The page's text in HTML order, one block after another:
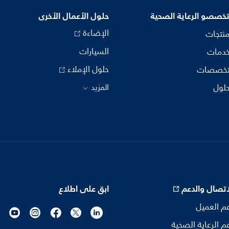
الرعاية الصحية حلول الأعمال الأخرى
الإضاءة
السيارات
حلول الإملاء
المزيد
والدعم
العميل
الرعاية الصحية
ابق على اطلاع